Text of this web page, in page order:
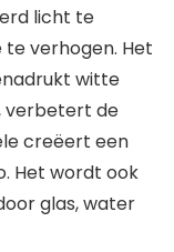
licht te
verhogen. Het
witte
verbetert de
creëert een
Het wordt ook
glas, water